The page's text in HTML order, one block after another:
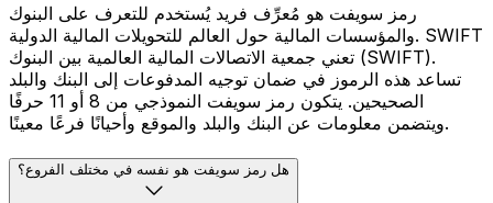
رمز سويفت هو مُعرِّف فريد يُستخدم للتعرف على البنوك
والمؤسسات المالية حول العالم للتحويلات المالية الدولية. SWIFT
تعني جمعية الاتصالات المالية العالمية بين البنوك (SWIFT).
تساعد هذه الرموز في ضمان توجيه المدفوعات إلى البنك والبلد
الصحيحين. يتكون رمز سويفت النموذجي من 8 أو 11 حرفًا
ويتضمن معلومات عن البنك والبلد والموقع وأحيانًا فرعًا معينًا.
هل رمز سويفت هو نفسه في مختلف الفروع؟